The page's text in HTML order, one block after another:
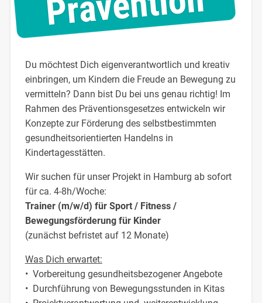
Du möchtest Dich eigenverantwortlich und kreativ
einbringen, um Kindern die Freude an Bewegung zu
vermitteln? Dann bist Du bei uns genau richtig! Im
Rahmen des Präventionsgesetzes entwickeln wir
Konzepte zur Förderung des selbstbestimmten
gesundheitsorientierten Handelns in
Kindertagesstätten.
Wir suchen für unser Projekt in Hamburg ab sofort
für ca. 4-8h/Woche:
Trainer (m/w/d) für Sport / Fitness /
Bewegungsförderung für Kinder
(zunächst befristet auf 12 Monate)
Was Dich erwartet:
• Vorbereitung gesundheitsbezogener Angebote
• Durchführung von Bewegungsstunden in Kitas